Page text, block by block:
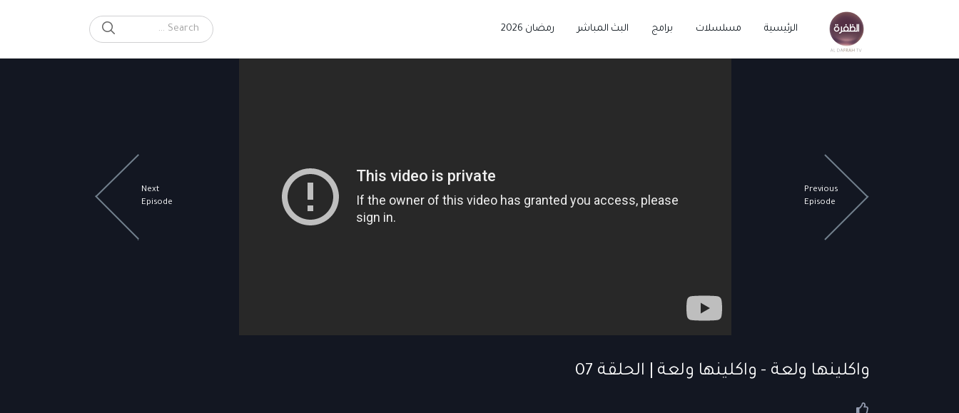
الرئيسية مسلسلات برامج البث المباشر رمضان 2026
Search for:
SEARCH
Previous
Episode
Next
Episode
واكلينها ولعة - واكلينها ولعة | الحلقة 07